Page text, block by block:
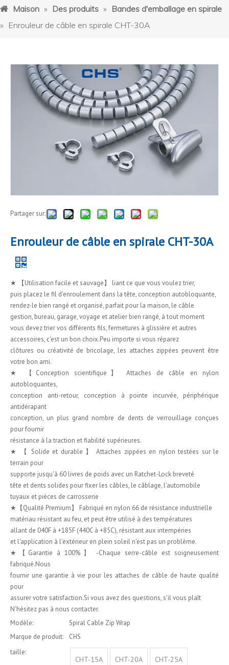
Maison » Des produits » Bandes d'emballage en spirale
» Enrouleur de câble en spirale CHT-30A
Partager sur:
Enrouleur de câble en spirale CHT-30A
★ 【Utilisation facile et sauvage】 liant ce que vous voulez trier,
puis placez le fil d'enroulement dans la tête, conception autobloquante,
rendez-le bien rangé et organisé, parfait pour la maison, le câble
gestion, bureau, garage, voyage et atelier bien rangé, à tout moment
vous devez trier vos différents fils, fermetures à glissière et autres
accessoires, c'est un bon choix.Peu importe si vous réparez
clôtures ou créativité de bricolage, les attaches zippées peuvent être
votre bon ami.
★ 【Conception scientifique】 Attaches de câble en nylon
autobloquantes,
conception anti-retour, conception à pointe incurvée, périphérique
antidérapant
conception, un plus grand nombre de dents de verrouillage conçues
pour fournir
résistance à la traction et fiabilité supérieures.
★ 【 Solide et durable 】 Attaches zippées en nylon testées sur le
terrain pour
supporte jusqu'à 60 livres de poids avec un Ratchet-Lock breveté
tête et dents solides pour fixer les câbles, le câblage, l'automobile
tuyaux et pièces de carrosserie
★【Qualité Premium】 Fabriqué en nylon 66 de résistance industrielle
matériau résistant au feu, et peut être utilisé à des températures
allant de 040F à +185F (440C à +85C), résistant aux intempéries
et l'application à l'extérieur en plein soleil n'est pas un problème.
★【Garantie à 100%】 -Chaque serre-câble est soigneusement
fabriqué.Nous
fournir une garantie à vie pour les attaches de câble de haute qualité
pour
assurer votre satisfaction.Si vous avez des questions, s'il vous plaît
N'hésitez pas à nous contacter.
Modèle:
Spiral Cable Zip Wrap
Marque de produit:
CHS
taille:
CHT-15A CHT-20A CHT-25A